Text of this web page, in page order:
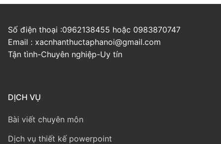
Số điện thoại :0962138455 hoặc 0983870747
Email : xacnhanthuctaphanoi@gmail.com
Tận tình-Chuyên nghiệp-Uy tín
DỊCH VỤ
Bài viết chuyên môn
Dịch vụ thiết kế powerpoint